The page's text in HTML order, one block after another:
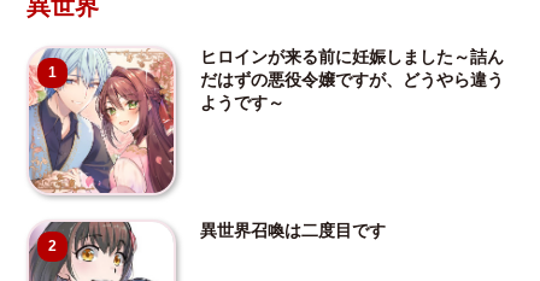
異世界
1
ヒロインが来る前に妊娠しました～詰ん
だはずの悪役令嬢ですが、どうやら違う
ようです～
2
異世界召喚は二度目です